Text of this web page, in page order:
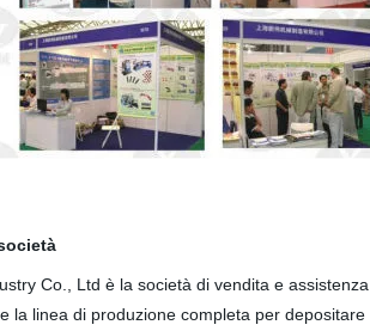
Co., Ltd è la società di vendita e
la linea di produzione completa per